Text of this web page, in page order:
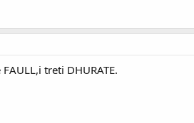
treti DHURATE.